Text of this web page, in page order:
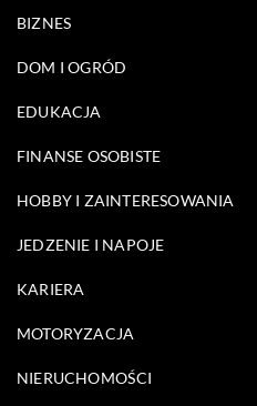
BIZNES
DOM I OGRÓD
EDUKACJA
FINANSE OSOBISTE
HOBBY I ZAINTERESOWANIA
JEDZENIE I NAPOJE
KARIERA
MOTORYZACJA
NIERUCHOMOŚCI